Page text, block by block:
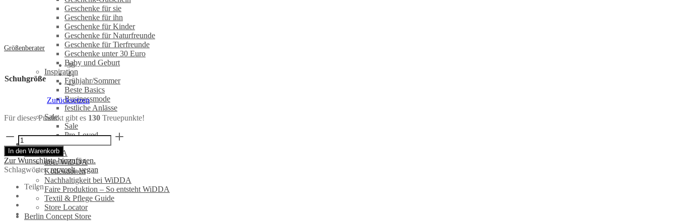
Geschenke für sie
Geschenke für ihn
Geschenke für Kinder
Geschenke für Naturfreunde
Geschenke für Tierfreunde
Geschenke unter 30 Euro
Baby und Geburt
Inspiration
Frühjahr/Sommer
Beste Basics
Businessmode
festliche Anlässe
Sale
Sale
Pre-Loved
Brands
über WiDDA
über WiDDA
Kollektionen
Nachhaltigkeit bei WiDDA
Faire Produktion – So entsteht WiDDA
Textil & Pflege Guide
Store Locator
Berlin Concept Store
Größenberater
Schuhgröße
38
41
42
Zurücksetzen
Für dieses Produkt gibt es 130 Treuepunkte!
Sneaker
G-
Eco
`99
Winter
Flowers
|
Genesis
Footwear
Menge
In den Warenkorb
Zur Wunschliste hinzufügen.
Schlagwörter:recycelt,vegan
Teilen